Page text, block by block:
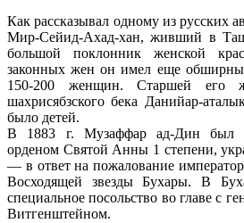
Как рассказывал одному из русских
Мир-Сейид-Ахад-хан, живший в
большой поклонник женской
законных жен он имел еще
150-200 женщин. Старшей его
шахрисябзского бека Данийар-
было детей.
В 1883 г. Музаффар ад-Дин был
орденом Святой Анны 1 степени,
— в ответ на пожалование
Восходящей звезды Бухары. В
специальное посольство во главе с
Витгенштейном.